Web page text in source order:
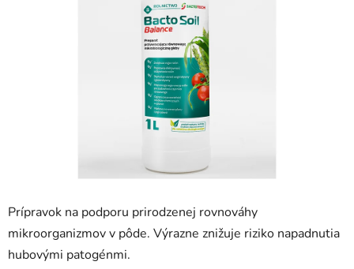
Prípravok na podporu prirodzenej rovnováhy
mikroorganizmov v pôde. Výrazne znižuje riziko napadnutia
hubovými patogénmi.